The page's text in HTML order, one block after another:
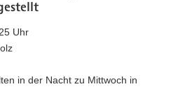
Uhr
in der Nacht zu Mittwoch in